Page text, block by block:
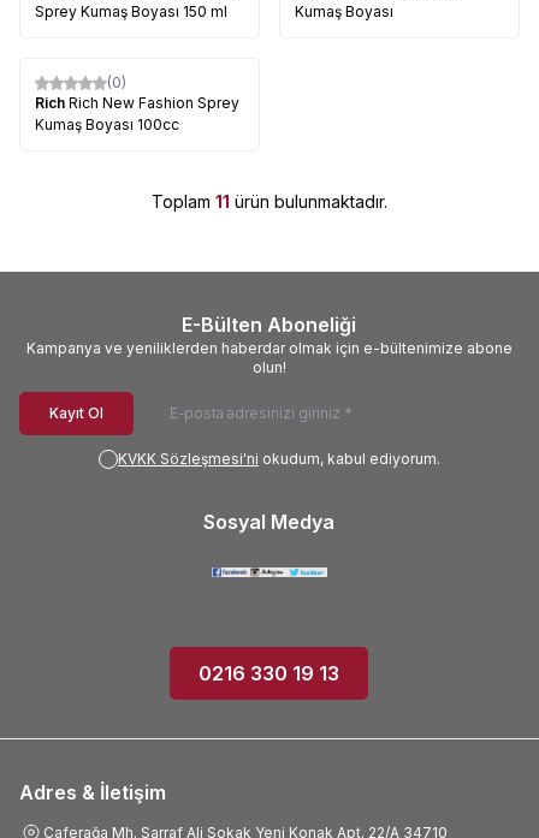
Sprey Kumaş Boyası 150 ml
Kumaş Boyası
(0)
Rich Rich New Fashion Sprey
Kumaş Boyası 100cc
Toplam 11 ürün bulunmaktadır.
E-Bülten Aboneliği
Kampanya ve yeniliklerden haberdar olmak için e-bültenimize abone
olun!
Kayıt Ol
KVKK Sözleşmesi'ni okudum, kabul ediyorum.
Sosyal Medya
0216 330 19 13
Adres & İletişim
Caferağa Mh. Sarraf Ali Sokak Yeni Konak Apt. 22/A 34710